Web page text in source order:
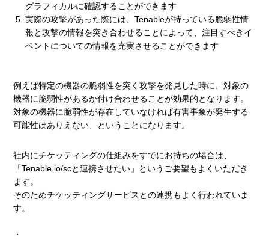
グラフィカルに確認することができます
実際の攻撃があった際には、Tenableが持っている脆弱性情
報と攻撃の情報を突き合わせることによって、注目すべきイ
ベントについての情報を充実させることができます
例えば特定の機器の脆弱性を突く攻撃を発見した時に、対象の
機器に脆弱性があるか付け合わせることが効果的となります。
対象の機器に脆弱性が存在していなければ有害事象が発生する
可能性はありえない、ということになります。
社内にチケッティングの仕組みをすでにお持ちの場合は、
「Tenable.io/scと連携させたい」というご要望もよくいただき
ます。
そのためチケッティングサービスとの連携もよく行われていま
す。
・